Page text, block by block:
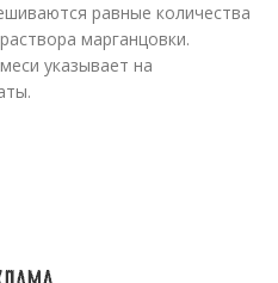
равные количества
марганцовки.
указывает на